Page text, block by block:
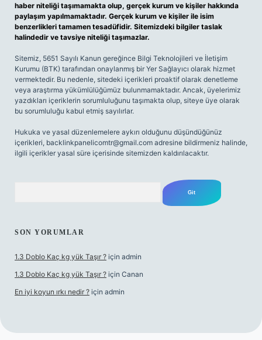
haber niteliği taşımamakta olup, gerçek kurum ve kişiler hakkında
paylaşım yapılmamaktadır. Gerçek kurum ve kişiler ile isim
benzerlikleri tamamen tesadüfidir. Sitemizdeki bilgiler taslak
halindedir ve tavsiye niteliği taşımazlar.
Sitemiz, 5651 Sayılı Kanun gereğince Bilgi Teknolojileri ve İletişim
Kurumu (BTK) tarafından onaylanmış bir Yer Sağlayıcı olarak hizmet
vermektedir. Bu nedenle, sitedeki içerikleri proaktif olarak denetleme
veya araştırma yükümlülüğümüz bulunmamaktadır. Ancak, üyelerimiz
yazdıkları içeriklerin sorumluluğunu taşımakta olup, siteye üye olarak
bu sorumluluğu kabul etmiş sayılırlar.
Hukuka ve yasal düzenlemelere aykırı olduğunu düşündüğünüz
içerikleri, backlinkpanelicomtr@gmail.com adresine bildirmeniz halinde,
ilgili içerikler yasal süre içerisinde sitemizden kaldırılacaktır.
SON YORUMLAR
1.3 Doblo Kaç kg yük Taşır ? için admin
1.3 Doblo Kaç kg yük Taşır ? için Canan
En iyi koyun ırkı nedir ? için admin